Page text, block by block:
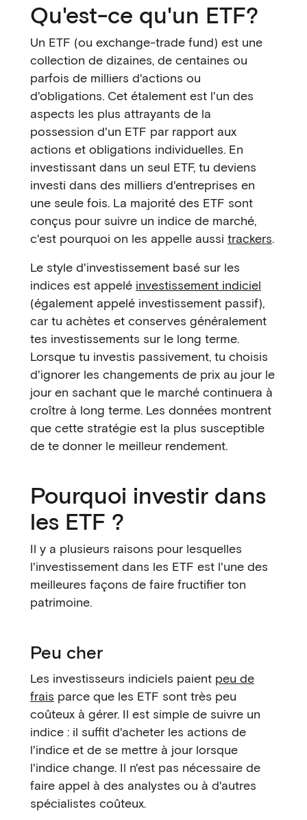
Qu'est-ce qu'un ETF?
Un ETF (ou exchange-trade fund) est une
collection de dizaines, de centaines ou
parfois de milliers d'actions ou
d'obligations. Cet étalement est l'un des
aspects les plus attrayants de la
possession d'un ETF par rapport aux
actions et obligations individuelles. En
investissant dans un seul ETF, tu deviens
investi dans des milliers d'entreprises en
une seule fois. La majorité des ETF sont
conçus pour suivre un indice de marché,
c'est pourquoi on les appelle aussi trackers.
Le style d'investissement basé sur les
indices est appelé investissement indiciel
(également appelé investissement passif),
car tu achètes et conserves généralement
tes investissements sur le long terme.
Lorsque tu investis passivement, tu choisis
d'ignorer les changements de prix au jour le
jour en sachant que le marché continuera à
croître à long terme. Les données montrent
que cette stratégie est la plus susceptible
de te donner le meilleur rendement.
Pourquoi investir dans
les ETF ?
Il y a plusieurs raisons pour lesquelles
l'investissement dans les ETF est l'une des
meilleures façons de faire fructifier ton
patrimoine.
Peu cher
Les investisseurs indiciels paient peu de
frais parce que les ETF sont très peu
coûteux à gérer. Il est simple de suivre un
indice : il suffit d'acheter les actions de
l'indice et de se mettre à jour lorsque
l'indice change. Il n'est pas nécessaire de
faire appel à des analystes ou à d'autres
spécialistes coûteux.